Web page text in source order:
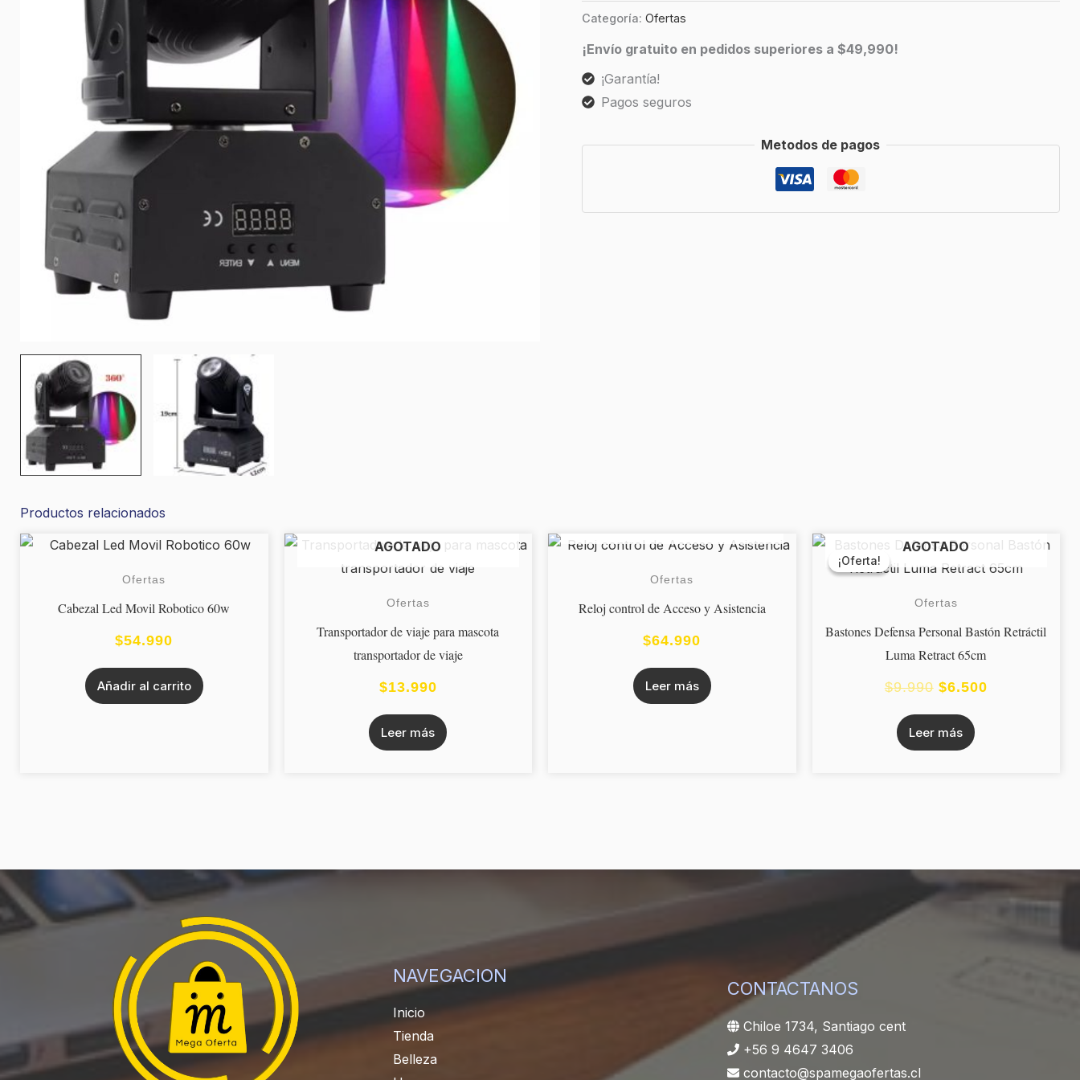
Categoría: Ofertas
¡Envío gratuito en pedidos superiores a $49,990!
¡Garantía!
Pagos seguros
Metodos de pagos
Productos relacionados
Ofertas
Cabezal Led Movil Robotico 60w
$54.990
Añadir al carrito
AGOTADO
Ofertas
Transportador de viaje para mascota
transportador de viaje
$13.990
Leer más
Ofertas
Reloj control de Acceso y Asistencia
$64.990
Leer más
¡Oferta!
AGOTADO
¡Oferta!
Ofertas
Bastones Defensa Personal Bastón Retráctil
Luma Retract 65cm
$9.990
EL
PRECIO
ORIGINAL
ERA:
$9.990.
$6.500
EL
PRECIO
ES:
Leer más
NAVEGACION
Inicio
Tienda
Belleza
CONTACTANOS
Chiloe 1734, Santiago cent
+56 9 4647 3406
contacto@spamegaofertas.cl